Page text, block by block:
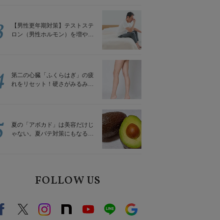
【男性更年期対策】テストステ
ロン（男性ホルモン）を増やす
第二の心臓「ふくらはぎ」の疲
れをリセット！硬さがみるみる
夏の「アボカド」は美容だけじ
ゃない。夏バテ対策にもなる意
FOLLOW US
FacebookX（旧twitter）
instagram
note Youtubeline